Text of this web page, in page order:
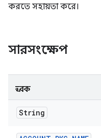
করতে সহায়তা করে।
সারসংক্ষেপ
ধ্রুবক
String